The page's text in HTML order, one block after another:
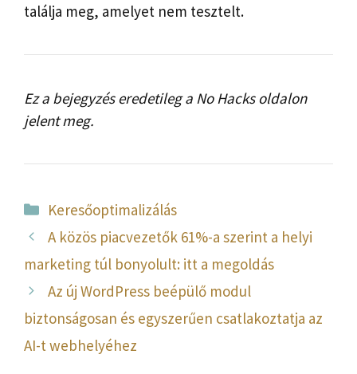
találja meg, amelyet nem tesztelt.
Ez a bejegyzés eredetileg a No Hacks oldalon
jelent meg.
Kategória
Keresőoptimalizálás
A közös piacvezetők 61%-a szerint a helyi
marketing túl bonyolult: itt a megoldás
Az új WordPress beépülő modul
biztonságosan és egyszerűen csatlakoztatja az
AI-t webhelyéhez